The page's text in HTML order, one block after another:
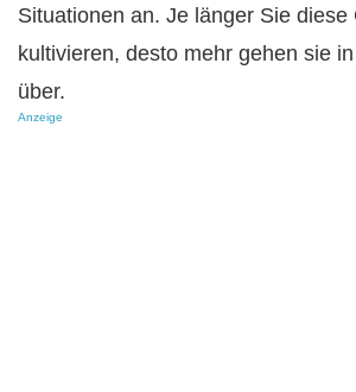
Situationen an. Je länger Sie diese
kultivieren, desto mehr gehen sie
über.
Anzeige